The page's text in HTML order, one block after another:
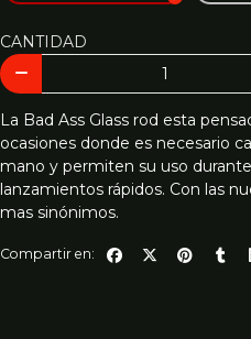
CANTIDAD
La Bad Ass Glass rod esta
ocasiones donde es necesario
mano y permiten su uso
lanzamientos rápidos. Con las
mas sinónimos.
Compartir en: